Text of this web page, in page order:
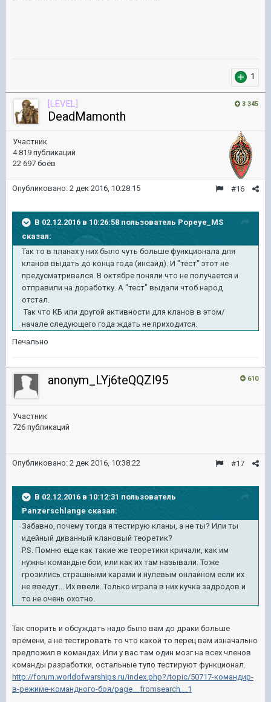
1
3 345
[LEVEL]
DeadMamonth
Участник
4 819 публикаций
22 697 боёв
#16
Опубликовано: 2 дек 2016, 10:28:15
В 02.12.2016 в 10:26:58 пользователь Popeye_MS
сказал:
Так то в планах у них было чуть больше функционала для
кланов выдать до конца года (инсайд). И "тест" этот не
предусматривался. В октябре поняли что не получается и
отправили на доработку. А "тест" выдали чтоб народ
отстал.
Так что КБ или другой активности для кланов в этом/
начале следующего года ждать не приходится.
Печально
610
anonym_LYj6teQQZl95
Участник
726 публикаций
#17
Опубликовано: 2 дек 2016, 10:38:22
В 02.12.2016 в 10:12:31 пользователь
Panzerschlange сказал:
Забавно, почему тогда я тестирую кланы, а не ты? Или ты
идейный диванный клановый теоретик?
P.S. Помню еще как такие же теоретики кричали, как им
нужны командые бои, или как их там называли. Тоже
грозились страшными карами и нулевым онлайном если их
не введут... Их ввели. Только играла в них кучка задродов и
то не очень охотно.
Так спорить и обсуждать надо было вам до драки больше
времени, а не тестировать то что какой то перец вам изначально
предложил в командах. Или у вас там один мозг на всех членов
команды разработки, остальные тупо тестируют функционал.
http://forum.worldofwarships.ru/index.php?/topic/50717-командир-
в-режиме-командного-боя/page__fromsearch__1